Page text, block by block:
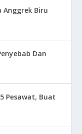
Anggrek Biru
Dan
Pesawat, Buat